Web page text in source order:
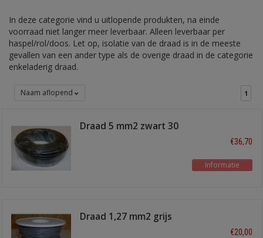
In deze categorie vind u uitlopende produkten, na einde
voorraad niet langer meer leverbaar. Alleen leverbaar per
haspel/rol/doos. Let op, isolatie van de draad is in de meeste
gevallen van een ander type als de overige draad in de categorie
enkeladerig draad.
Naam aflopend 1
Draad 5 mm2 zwart 30
€36,70
Informatie
Draad 1,27 mm2 grijs
€20,00